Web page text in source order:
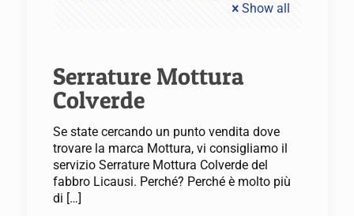
Show all
Serrature Mottura
Colverde
Se state cercando un punto vendita dove
trovare la marca Mottura, vi consigliamo il
servizio Serrature Mottura Colverde del
fabbro Licausi. Perché? Perché è molto più
di […]